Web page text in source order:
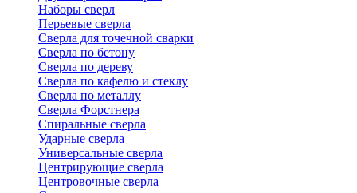
Наборы сверл
Перьевые сверла
Сверла для точечной сварки
Сверла по бетону
Сверла по дереву
Сверла по кафелю и стеклу
Сверла по металлу
Сверла Форстнера
Спиральные сверла
Ударные сверла
Универсальные сверла
Центрирующие сверла
Центровочные сверла